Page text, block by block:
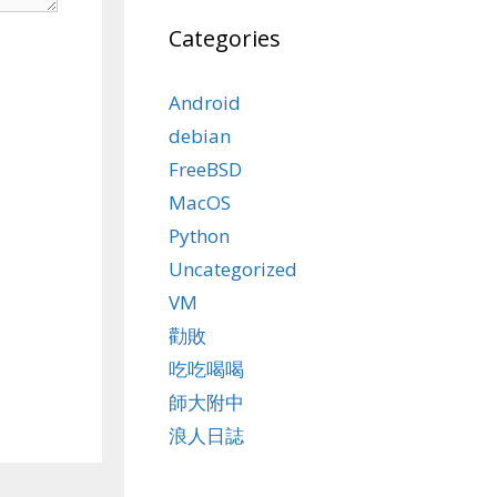
Categories
Android
debian
FreeBSD
MacOS
Python
Uncategorized
VM
勸敗
吃吃喝喝
師大附中
浪人日誌